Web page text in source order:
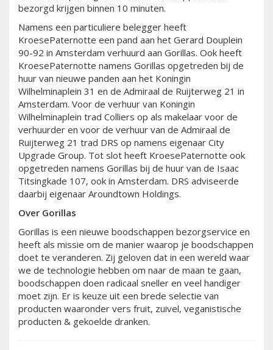
bezorgd krijgen binnen 10 minuten.
Namens een particuliere belegger heeft
KroesePaternotte een pand aan het Gerard Douplein
90-92 in Amsterdam verhuurd aan Gorillas. Ook heeft
KroesePaternotte namens Gorillas opgetreden bij de
huur van nieuwe panden aan het Koningin
Wilhelminaplein 31 en de Admiraal de Ruijterweg 21 in
Amsterdam. Voor de verhuur van Koningin
Wilhelminaplein trad Colliers op als makelaar voor de
verhuurder en voor de verhuur van de Admiraal de
Ruijterweg 21 trad DRS op namens eigenaar City
Upgrade Group. Tot slot heeft KroesePaternotte ook
opgetreden namens Gorillas bij de huur van de Isaac
Titsingkade 107, ook in Amsterdam. DRS adviseerde
daarbij eigenaar Aroundtown Holdings.
Over Gorillas
Gorillas is een nieuwe boodschappen bezorgservice en
heeft als missie om de manier waarop je boodschappen
doet te veranderen. Zij geloven dat in een wereld waar
we de technologie hebben om naar de maan te gaan,
boodschappen doen radicaal sneller en veel handiger
moet zijn. Er is keuze uit een brede selectie van
producten waaronder vers fruit, zuivel, veganistische
producten & gekoelde dranken.